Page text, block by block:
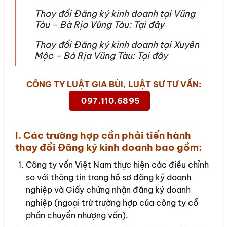
Thay đổi Đăng ký kinh doanh tại Vũng
Tàu – Bà Rịa Vũng Tàu: Tại đây
Thay đổi Đăng ký kinh doanh tại Xuyên
Mộc – Bà Rịa Vũng Tàu: Tại đây
CÔNG TY LUẬT GIA BÙI, LUẬT SƯ TƯ VẤN:
097.110.6895
I. Các trường hợp cần phải tiến hành
thay đổi Đăng ký kinh doanh bao gồm:
Công ty vốn Việt Nam thực hiện các điều chỉnh
so với thông tin trong hồ sơ đăng ký doanh
nghiệp và Giấy chứng nhận đăng ký doanh
nghiệp (ngoại trừ trường hợp của công ty cổ
phần chuyển nhượng vốn).